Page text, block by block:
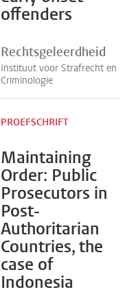
offenders
Rechtsgeleerdheid
Instituut voor Strafrecht en
Criminologie
Maintaining
Order: Public
Prosecutors in
Post-
Authoritarian
Countries, the
case of
Indonesia
PROEFSCHRIFT